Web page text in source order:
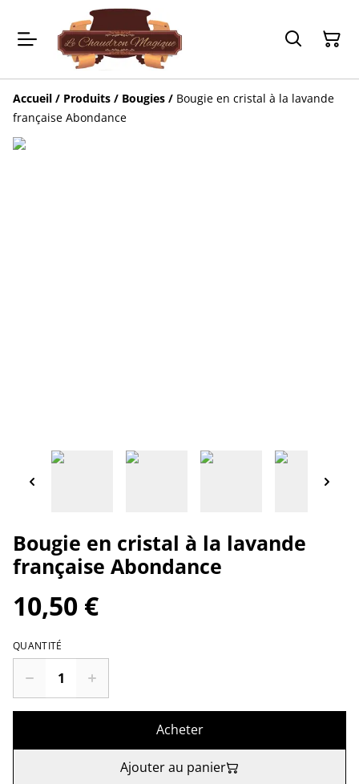
Accueil / Produits / Bougies / Bougie en cristal à la lavande
française Abondance
Bougie en cristal à la lavande
française Abondance
10,50 €
QUANTITÉ
Acheter
Ajouter au panier